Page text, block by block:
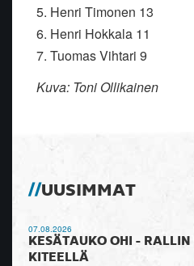
5. Henri Timonen 13
6. Henri Hokkala 11
7. Tuomas Vihtari 9
Kuva: Toni Ollikainen
UUSIMMAT
07.08.2026
KESÄTAUKO OHI - RALLIN
KITEELLÄ